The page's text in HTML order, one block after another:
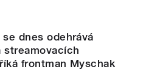
dnes odehrává
streamovacích
frontman Myschak